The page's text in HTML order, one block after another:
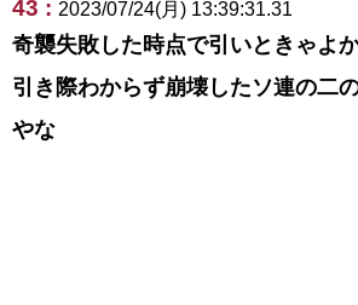
43 : 2023/07/24(月) 13:39:31.31
奇襲失敗した時点で引いときゃよ
引き際わからず崩壊したソ連の二
やな